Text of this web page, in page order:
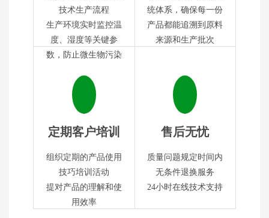
技术生产流程
生产环境实时监控温
度、湿度等关键参
数，防止微生物污染
统体系，确保每一份
产品都能追溯到原料
来源和生产批次
定期客户培训
组织定期的产品使用
技巧培训活动
提对产品的理解和使
用效率
售后无忧
质量问题规定时间内
无条件退换服务
24小时在线技术支持